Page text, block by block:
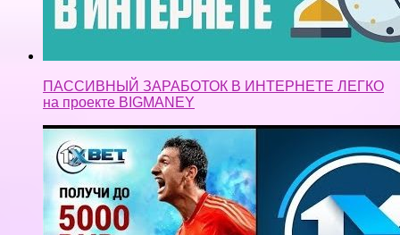
ПАССИВНЫЙ ЗАРАБОТОК В ИНТЕРНЕТЕ ЛЕГКО
на проекте BIGMANEY